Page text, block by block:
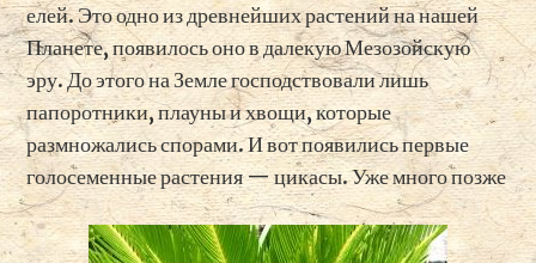
елей. Это одно из древнейших растений на нашей
Планете, появилось оно в далекую Мезозойскую
эру. До этого на Земле господствовали лишь
папоротники, плауны и хвощи, которые
размножались спорами. И вот появились первые
голосеменные растения — цикасы. Уже много позже